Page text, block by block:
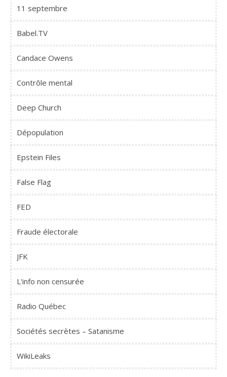
11 septembre
Babel.TV
Candace Owens
Contrôle mental
Deep Church
Dépopulation
Epstein Files
False Flag
FED
Fraude électorale
JFK
L'info non censurée
Radio Québec
Sociétés secrètes – Satanisme
WikiLeaks